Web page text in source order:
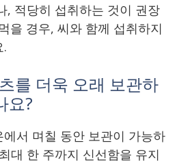
, 적당히 섭취하는 것이 권장
을 경우, 씨와 함께 섭취하지
.
를 더욱 오래 보관하
요?
서 며칠 동안 보관이 가능하
대 한 주까지 신선함을 유지